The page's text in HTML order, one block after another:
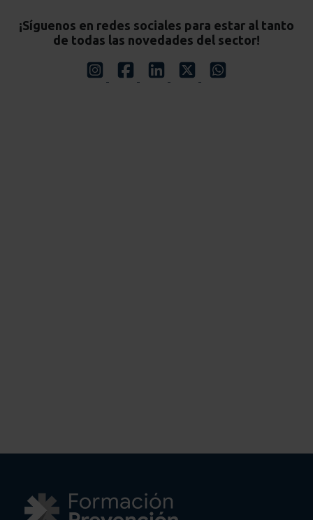
¡Síguenos en redes sociales para estar al tanto
de todas las novedades del sector!